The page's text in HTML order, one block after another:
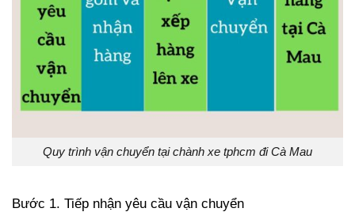
Quy trình vận chuyển tại chành xe tphcm đi Cà Mau
Bước 1. Tiếp nhận yêu cầu vận chuyển